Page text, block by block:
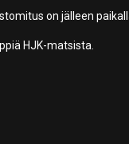
on jälleen
HJK-matsista.